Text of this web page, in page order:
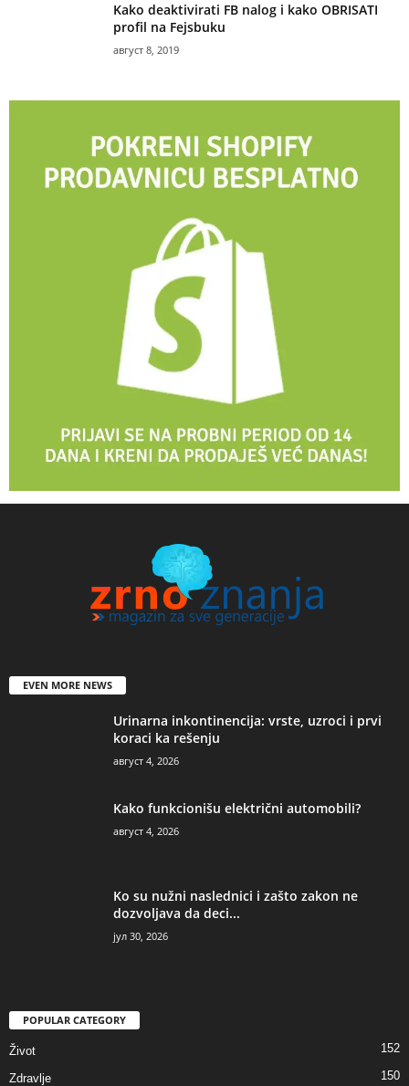
Kako deaktivirati FB nalog i kako OBRISATI
profil na Fejsbuku
август 8, 2019
EVEN MORE NEWS
Urinarna inkontinencija: vrste, uzroci i prvi
koraci ka rešenju
август 4, 2026
Kako funkcionišu električni automobili?
август 4, 2026
Ko su nužni naslednici i zašto zakon ne
dozvoljava da deci...
јул 30, 2026
POPULAR CATEGORY
Život 152
Zdravlje 150